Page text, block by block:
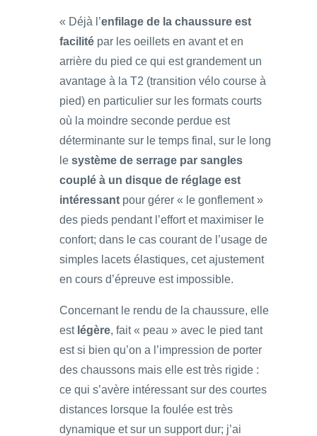
« Déjà l’enfilage de la chaussure est
facilité par les oeillets en avant et en
arrière du pied ce qui est grandement un
avantage à la T2 (transition vélo course à
pied) en particulier sur les formats courts
où la moindre seconde perdue est
déterminante sur le temps final, sur le long
le système de serrage par sangles
couplé à un disque de réglage est
intéressant pour gérer « le gonflement »
des pieds pendant l’effort et maximiser le
confort; dans le cas courant de l’usage de
simples lacets élastiques, cet ajustement
en cours d’épreuve est impossible.
Concernant le rendu de la chaussure, elle
estlégère, fait « peau » avec le pied tant
est si bien qu’on a l’impression de porter
des chaussons mais elle est très rigide :
ce qui s’avère intéressant sur des courtes
distances lorsque la foulée est très
dynamique et sur un support dur; j’ai